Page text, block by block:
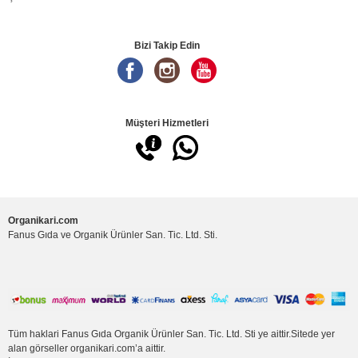
Bizi Takip Edin
Müşteri Hizmetleri
Organikari.com
Fanus Gıda ve Organik Ürünler San. Tic. Ltd. Sti.
Tüm haklari Fanus Gıda Organik Ürünler San. Tic. Ltd. Sti ye aittir.Sitede yer
alan görseller organikari.com’a aittir.